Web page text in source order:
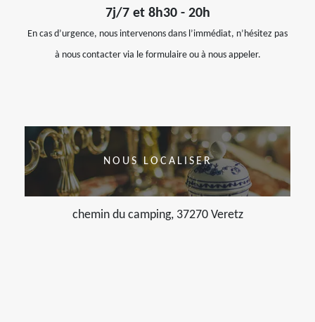
7j/7 et 8h30 - 20h
En cas d’urgence, nous intervenons dans l’immédiat, n’hésitez pas
à nous contacter via le formulaire ou à nous appeler.
NOUS LOCALISER
chemin du camping, 37270 Veretz